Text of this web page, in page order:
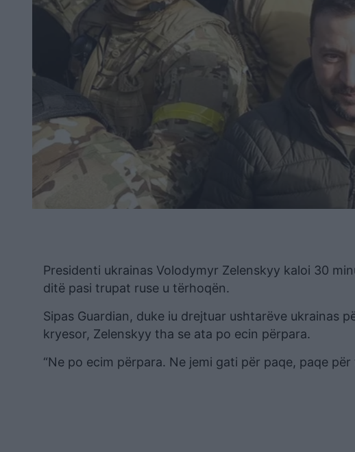
Presidenti ukrainas Volodymyr Zelenskyy kaloi 30
ditë pasi trupat ruse u tërhoqën.
Sipas Guardian, duke iu drejtuar ushtarëve ukrainas
kryesor, Zelenskyy tha se ata po ecin përpara.
“Ne po ecim përpara. Ne jemi gati për paqe, paqe